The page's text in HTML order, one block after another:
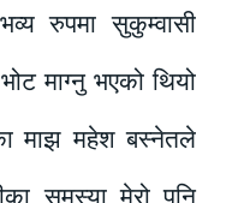
रुपमा सुकुम्वासी
माग्नु भएको थियो
माझ महेश बस्नेतले
समस्या मेरो पनि